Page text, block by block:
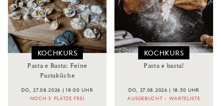
KOCHKURS
Pasta e Basta: Feine
Pastaküche
DO, 27.08.2026 | 18:00 UHR
NOCH 5 PLÄTZE FREI
KOCHKURS
Pasta e basta!
DO, 27.08.2026 | 18:30 UHR
AUSGEBUCHT - WARTELISTE